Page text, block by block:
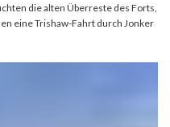
die alten Überreste des Forts,
eine Trishaw-Fahrt durch Jonker